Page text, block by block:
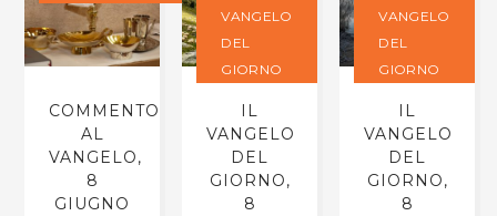
COMMENTO
AL
VANGELO,
8
GIUGNO
VANGELO
DEL
GIORNO
IL
VANGELO
DEL
GIORNO,
8
VANGELO
DEL
GIORNO
IL
VANGELO
DEL
GIORNO,
8